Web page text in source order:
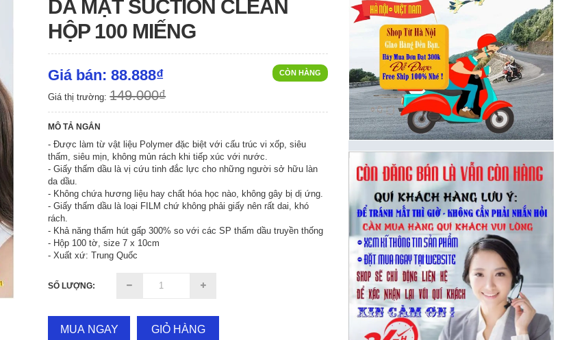
DA MẶT SUCTION CLEAN
HỘP 100 MIẾNG
CÒN HÀNG
Giá bán: 88.888₫
Giá thị trường:149.000₫
MÔ TẢ NGẮN
- Được làm từ vật liệu Polymer đặc biệt với cấu trúc vi xốp, siêu
thấm, siêu mịn, không mủn rách khi tiếp xúc với nước.
- Giấy thấm dầu là vị cứu tinh đắc lực cho những người sở hữu làn
da dầu.
- Không chứa hương liệu hay chất hóa học nào, không gây bị dị ứng.
- Giấy thấm dầu là loại FILM chứ không phải giấy nên rất dai, khó
rách.
- Khả năng thấm hút gấp 300% so với các SP thấm dầu truyền thống
- Hộp 100 tờ, size 7 x 10cm
- Xuất xứ: Trung Quốc
SỐ LƯỢNG:
MUA NGAY GIỎ HÀNG